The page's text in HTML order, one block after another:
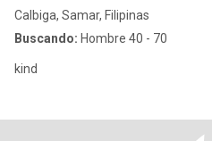
Calbiga, Samar, Filipinas
Buscando: Hombre 40 - 70
kind